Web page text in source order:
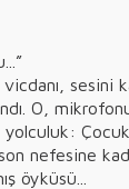
O,
nefesine
öyküsü...